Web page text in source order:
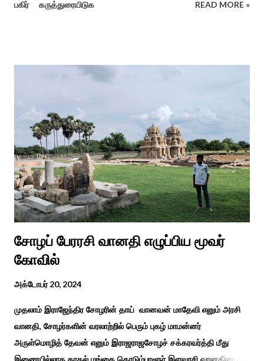
நோக்கமாகக் கொண்டது. சமூகத்தில் மாற்றுத்திறனாளிகளின்
நிகழ்ச்சிகள், கருத்தரங்குகள் மற்றும் உதவிகள் வழங்கும் விழாக்கள்
பல்கலைக்கழகத்தின் சிறப்புக் கல்வி மற்றும் மறுவாழ்வு அறிவியல்
துறை, மற்றும் டாக்டர் அழகப்பா கல்வி அறிவியல் நிறுவனம் , மற்றும்
காரைக்குடி ஹெரிடேஜ் ரோட்டரி கிளப், மற்றும் மாற்றுத்
திறனாளிகளுக்கான மல்டிமோடல் மெட்டீரியல் உற்பத்திக்கான மையம்,
மற்றும் ஐடி மற்றும் ஆட்டிசத்திற்கான அழகப்பா பல்கலைக்கழக
சிறப்புப் பள்ளி சார்பில் இந்த ஆணடு விழா சர்வதேச மாற்று...
பகிர் கருத்துரையிடுக READ MORE »
சோழப் பேரரசி வானதி எழுப்பிய மூவர்
கோவில்
அக்டோபர் 20, 2024
முதலாம் இராஜேந்திர சோழரின் தாய் வானவன் மாதேவி எனும் அரசி
வானதி, சோழர்களின் வரலாற்றில் பெரும் புகழ் மாமன்னர்
அருள்மொழித் தேவன் எனும் இராஜராஜசோழச் சக்கரவர்த்தி மீது